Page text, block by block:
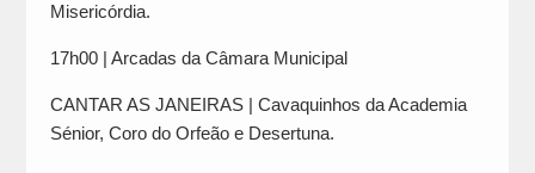
Misericórdia.
17h00 | Arcadas da Câmara Municipal
CANTAR AS JANEIRAS | Cavaquinhos da Academia
Sénior, Coro do Orfeão e Desertuna.